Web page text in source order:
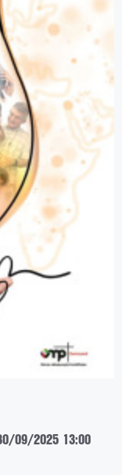
09/2025 13:00